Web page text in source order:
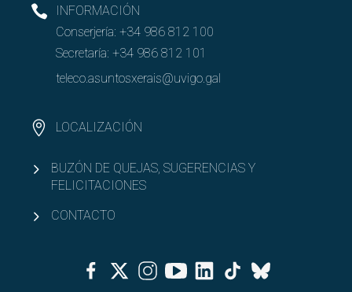
INFORMACIÓN
Conserjería: +34 986 812 100
Secretaría: +34 986 812 101
teleco.asuntosxerais@uvigo.gal
LOCALIZACIÓN
BUZÓN DE QUEJAS, SUGERENCIAS Y
FELICITACIONES
CONTACTO
FacebookTwitterInstagramYoutubeLinkedinTiktok
Bluesky